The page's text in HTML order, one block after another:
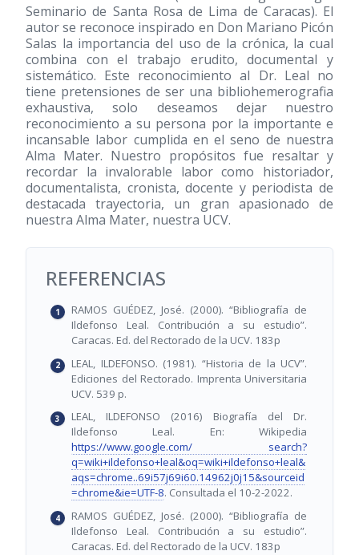
Seminario de Santa Rosa de Lima de Caracas). El
autor se reconoce inspirado en Don Mariano Picón
Salas la importancia del uso de la crónica, la cual
combina con el trabajo erudito, documental y
sistemático. Este reconocimiento al Dr. Leal no
tiene pretensiones de ser una bibliohemerografia
exhaustiva, solo deseamos dejar nuestro
reconocimiento a su persona por la importante e
incansable labor cumplida en el seno de nuestra
Alma Mater. Nuestro propósitos fue resaltar y
recordar la invalorable labor como historiador,
documentalista, cronista, docente y periodista de
destacada trayectoria, un gran apasionado de
nuestra Alma Mater, nuestra UCV.
REFERENCIAS
RAMOS GUÉDEZ, José. (2000). “Bibliografía de
Ildefonso Leal. Contribución a su estudio”.
Caracas. Ed. del Rectorado de la UCV. 183p
LEAL, ILDEFONSO. (1981). “Historia de la UCV”.
Ediciones del Rectorado. Imprenta Universitaria
UCV. 539 p.
LEAL, ILDEFONSO (2016) Biografía del Dr.
Ildefonso Leal. En: Wikipedia
https://www.google.com/ search?
q=wiki+ildefonso+leal&oq=wiki+ildefonso+leal&
aqs=chrome..69i57j69i60.14962j0j15&sourceid
=chrome&ie=UTF-8. Consultada el 10-2-2022.
RAMOS GUÉDEZ, José. (2000). “Bibliografía de
Ildefonso Leal. Contribución a su estudio”.
Caracas. Ed. del Rectorado de la UCV. 183p